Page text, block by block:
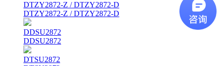
DTZY2872-Z / DTZY2872-D
DTZY2872-Z / DTZY2872-D
DDSU2872
DDSU2872
DTSU2872